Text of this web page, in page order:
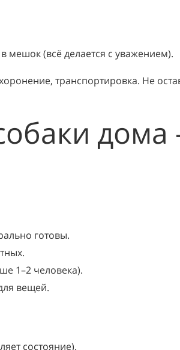
мешок (всё делается с уважением).
транспортировка. Не
готовы.
1–2 человека).
вещей.
состояние).